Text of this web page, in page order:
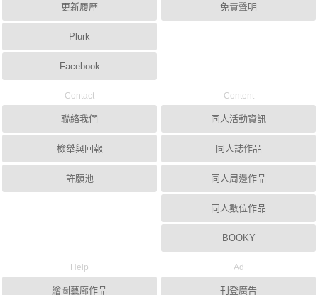
更新履歷
Plurk
Facebook
免責聲明
Contact
聯絡我們
檢舉與回報
許願池
Content
同人活動資訊
同人誌作品
同人周邊作品
同人數位作品
BOOKY
Help
繪圖藝廊作品
Ad
刊登廣告